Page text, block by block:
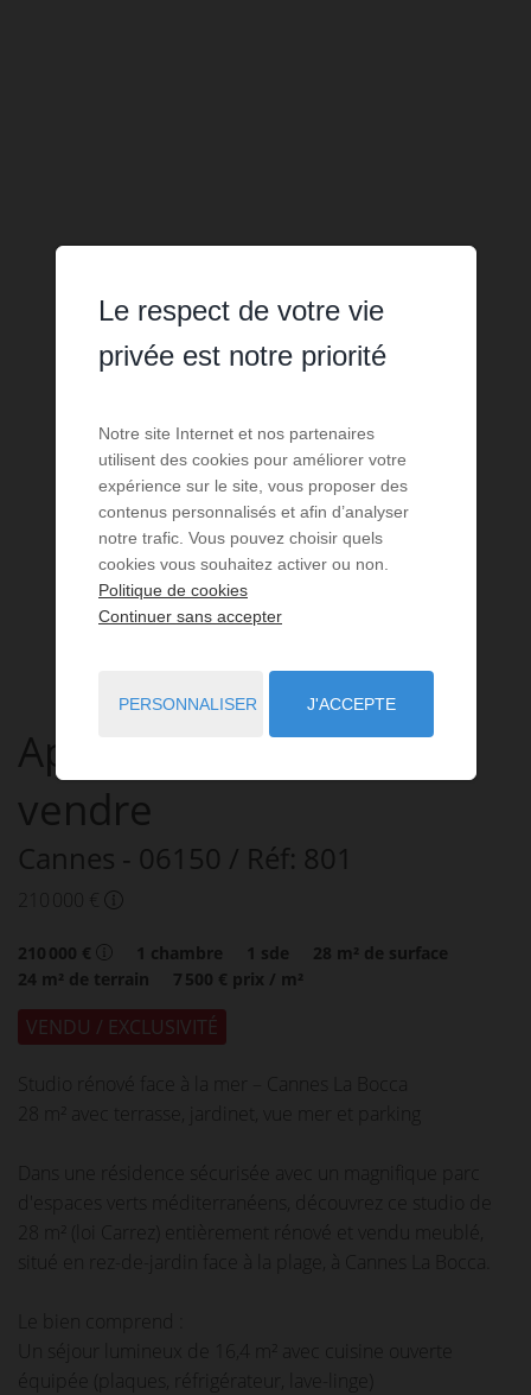
Appartement2 pièces
vendre
Cannes - 06150 / Réf: 801
210 000 €
210 000 € 1 chambre 1 sde 28 m² de surface
24 m² de terrain 7 500 € prix / m²
VENDU / EXCLUSIVITÉ
Studio rénové face à la mer – Cannes La Bocca
28 m² avec terrasse, jardinet, vue mer et parking
Dans une résidence sécurisée avec un magnifique parc
d'espaces verts méditerranéens, découvrez ce studio de
28 m² (loi Carrez) entièrement rénové et vendu meublé,
situé en rez-de-jardin face à la plage, à Cannes La Bocca.
Le bien comprend :
Un séjour lumineux de 16,4 m² avec cuisine ouverte
équipée (plaques, réfrigérateur, lave-linge)
Le respect de votre vie
privée est notre priorité
Notre site Internet et nos partenaires
utilisent des cookies pour améliorer votre
expérience sur le site, vous proposer des
contenus personnalisés et afin d’analyser
notre trafic. Vous pouvez choisir quels
cookies vous souhaitez activer ou non.
Politique de cookies
Continuer sans accepter
PERSONNALISER J'ACCEPTE